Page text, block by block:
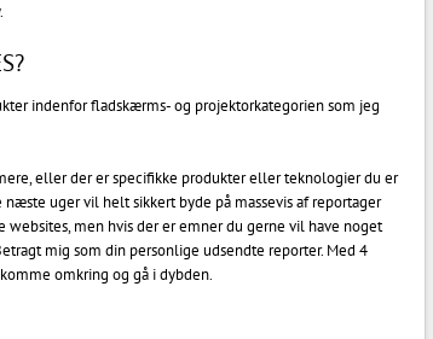
indenfor fladskærms- og projektorkategorien som jeg
eller der er specifikke produkter eller teknologier du er
uger vil helt sikkert byde på massevis af reportager
websites, men hvis der er emner du gerne vil have noget
mig som din personlige udsendte reporter. Med 4
omkring og gå i dybden.